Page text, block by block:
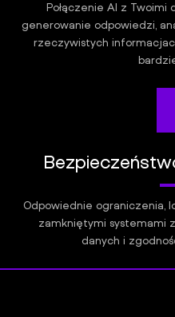
Połączenie AI z Twoimi
generowanie odpowiedzi,
rzeczywistych
Odpowiednie ograniczenia,
zamkniętymi systemami
danych i